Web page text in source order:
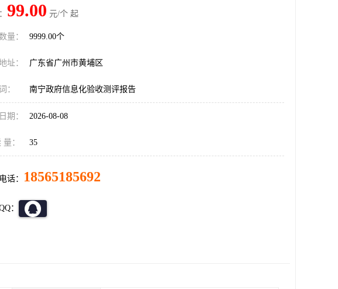
99.00 元/个 起
量： 9999.00个
址： 广东省广州市黄埔区
： 南宁政府信息化验收测评报告
期： 2026-08-08
： 35
话： 18565185692
：